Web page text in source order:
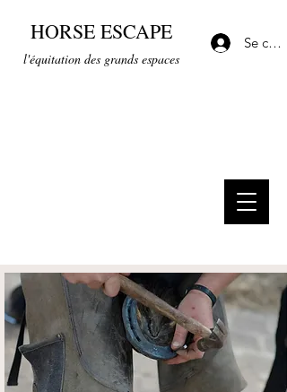
HORSE ESCAPE
l'équitation des grands espaces
Se